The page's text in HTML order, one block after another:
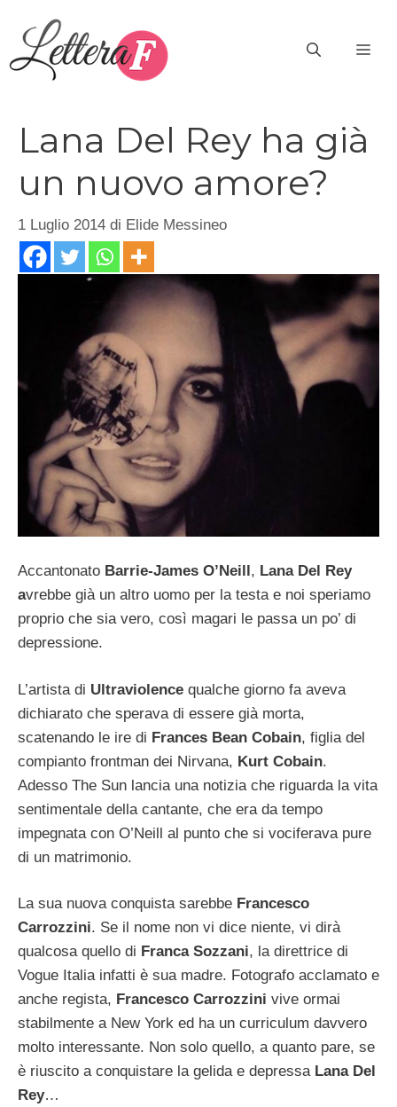
contenuto
Lana Del Rey ha già
un nuovo amore?
1 Luglio 2014 di Elide Messineo
Accantonato Barrie-James O’Neill , Lana Del Rey
avrebbe già un altro uomo per la testa e noi speriamo
proprio che sia vero, così magari le passa un po’ di
depressione.
L’artista di Ultraviolence qualche giorno fa aveva
dichiarato che sperava di essere già morta,
scatenando le ire di Frances Bean Cobain, figlia del
compianto frontman dei Nirvana, Kurt Cobain.
Adesso The Sun lancia una notizia che riguarda la vita
sentimentale della cantante, che era da tempo
impegnata con O’Neill al punto che si vociferava pure
di un matrimonio.
La sua nuova conquista sarebbe Francesco
Carrozzini. Se il nome non vi dice niente, vi dirà
qualcosa quello di Franca Sozzani, la direttrice di
Vogue Italia infatti è sua madre. Fotografo acclamato e
anche regista, Francesco Carrozzini vive ormai
stabilmente a New York ed ha un curriculum davvero
molto interessante. Non solo quello, a quanto pare, se
è riuscito a conquistare la gelida e depressaLana Del
Rey…